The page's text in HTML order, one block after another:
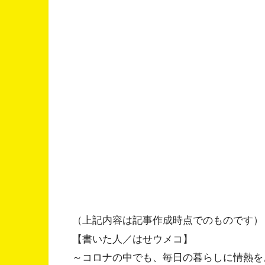
（上記内容は記事作成時点でのものです）
【書いた人／はせウメコ】
～コロナの中でも、毎日の暮らしに情熱